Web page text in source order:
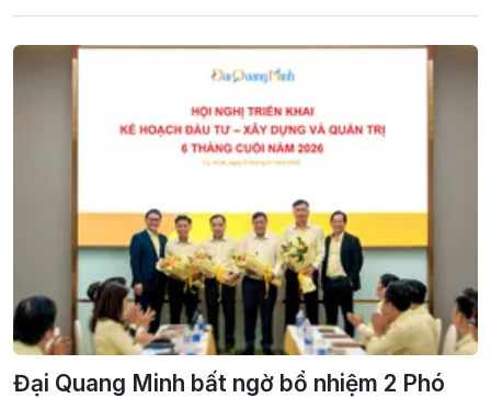
Đại Quang Minh bất ngờ bổ nhiệm 2 Phó